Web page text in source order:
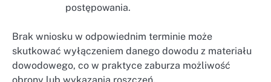
postępowania.
Brak wniosku w odpowiednim terminie może
skutkować wyłączeniem danego dowodu z materiału
dowodowego, co w praktyce zaburza możliwość